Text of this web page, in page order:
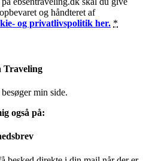
og håndteret af
og privatlivspolitik her. *
Traveling
min side.
også på: